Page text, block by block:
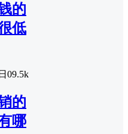
的
低
09.5k
的
哪